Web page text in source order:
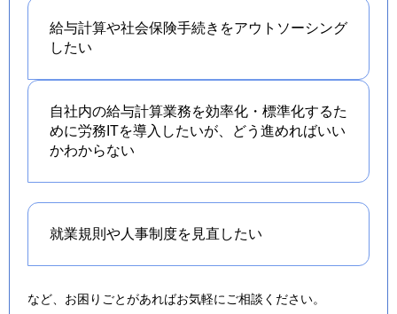
給与計算や社会保険手続きをアウトソーシング
したい
自社内の給与計算業務を効率化・標準化するた
めに労務ITを導入したいが、どう進めればいい
かわからない
就業規則や人事制度を 見直したい
など、お困りごとがあればお気軽にご相談ください。